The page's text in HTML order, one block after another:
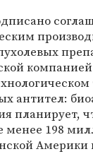
компанией
антител:
планирует,
менее 198